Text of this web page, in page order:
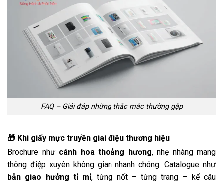
FAQ – Giải đáp những thắc mắc thường gặp
🎁 Khi giấy mực truyền giai điệu thương hiệu
Brochure như cánh hoa thoảng hương, nhẹ nhàng mang
thông điệp xuyên không gian nhanh chóng. Catalogue như
bản giao hưởng tỉ mỉ, từng nốt – từng trang – kể câu